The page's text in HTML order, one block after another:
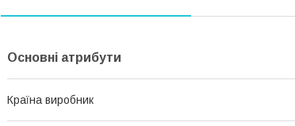
Основні атрибути
Країна виробник